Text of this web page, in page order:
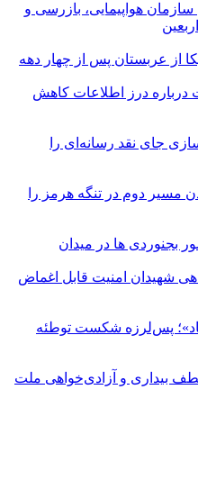
هواپیمایی، بازرسی و
از عربستان پس از چهار دهه
درباره درز اطلاعات کاهش
جای نقد رسانه‌ای را
مسیر دوم در تنگه هرمز را
بجنوردی ها در میدان
شهیدان امنیت قابل اغماض
پس‌لرزه شکست توطئه
بیداری و آزادی‌خواهی ملت